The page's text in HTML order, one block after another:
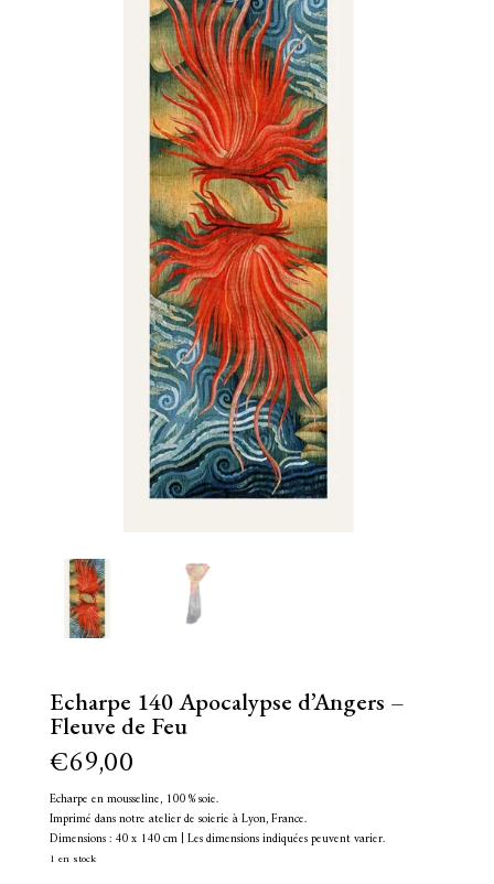
Echarpe 140 Apocalypse d’Angers –
Fleuve de Feu
€69,00
Echarpe en mousseline, 100 % soie.
Imprimé dans notre atelier de soierie à Lyon, France.
Dimensions : 40 x 140 cm | Les dimensions indiquées peuvent varier.
1 en stock